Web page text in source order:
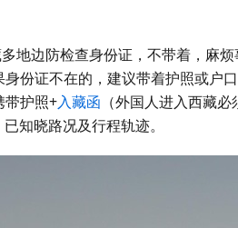
边防检查身份证，不带着，麻
份证不在的，建议带着护照或户
带护照+入藏函 （外国人进入西藏
知晓路况及行程轨迹。